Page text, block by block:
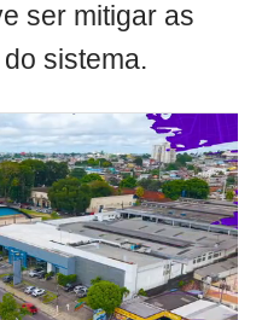
ser mitigar as
sistema.